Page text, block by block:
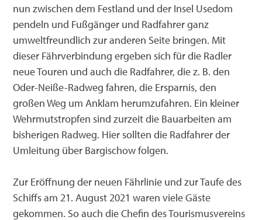
Strandkorb mieten
Angeln
Geführte Touren
Strasburg
Torgelow
Mitgliederversammlungen
Satzung
Presse
Datenschutz
Impressum
Kontakt
Torgelow
Eggesin
Pasewalk
Gemeinden am Haff
nun zwischen dem Festland und der Insel Usedom
pendeln und Fußgänger und Radfahrer ganz
umweltfreundlich zur anderen Seite bringen. Mit
dieser Fährverbindung ergeben sich für die Radler
neue Touren und auch die Radfahrer, die z. B. den
Oder-Neiße-Radweg fahren, die Ersparnis, den
großen Weg um Anklam herumzufahren. Ein kleiner
Wehrmutstropfen sind zurzeit die Bauarbeiten am
bisherigen Radweg. Hier sollten die Radfahrer der
Umleitung über Bargischow folgen.
Zur Eröffnung der neuen Fährlinie und zur Taufe des
Schiffs am 21. August 2021 waren viele Gäste
gekommen. So auch die Chefin des Tourismusvereins